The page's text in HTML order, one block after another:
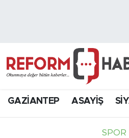
GAZİANTEP ASAYİŞ
SPOR
Hava Durumu
Süper Lig Puan